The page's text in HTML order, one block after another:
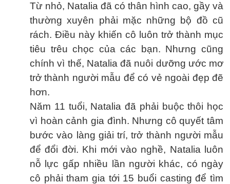
Từ nhỏ, Natalia đã có thân hình cao, gầy và
thường xuyên phải mặc những bộ đồ cũ
rách. Điều này khiến cô luôn trở thành mục
tiêu trêu chọc của các bạn. Nhưng cũng
chính vì thế, Natalia đã nuôi dưỡng ước mơ
trở thành người mẫu để có vẻ ngoài đẹp đẽ
hơn.
Năm 11 tuổi, Natalia đã phải buộc thôi học
vì hoàn cảnh gia đình. Nhưng cô quyết tâm
bước vào làng giải trí, trở thành người mẫu
để đổi đời. Khi mới vào nghề, Natalia luôn
nỗ lực gấp nhiều lần người khác, có ngày
cô phải tham gia tới 15 buổi casting để tìm